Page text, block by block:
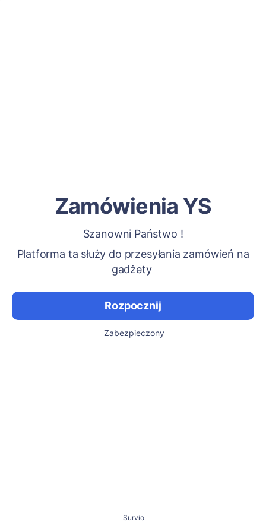
Zamówienia YS
Szanowni Państwo !
Platforma ta służy do przesyłania zamówień na
gadżety
Rozpocznij
Zabezpieczony
Survio